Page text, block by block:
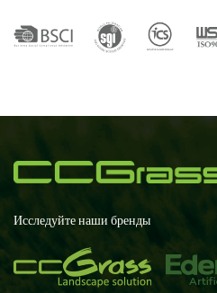
Исследуйте наши бренды